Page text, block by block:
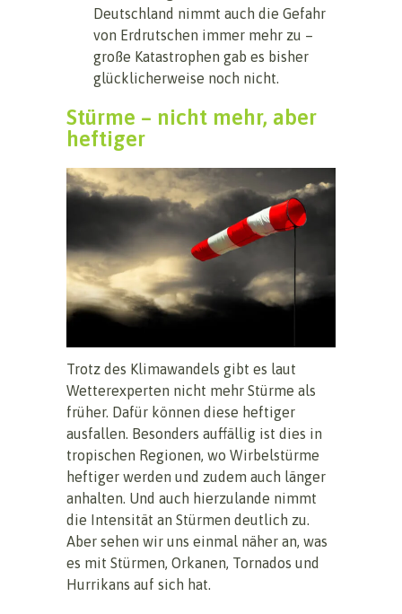
Deutschland nimmt auch die Gefahr
von Erdrutschen immer mehr zu –
große Katastrophen gab es bisher
glücklicherweise noch nicht.
Stürme – nicht mehr, aber
heftiger
Trotz des Klimawandels gibt es laut
Wetterexperten nicht mehr Stürme als
früher. Dafür können diese heftiger
ausfallen. Besonders auffällig ist dies in
tropischen Regionen, wo Wirbelstürme
heftiger werden und zudem auch länger
anhalten. Und auch hierzulande nimmt
die Intensität an Stürmen deutlich zu.
Aber sehen wir uns einmal näher an, was
es mit Stürmen, Orkanen, Tornados und
Hurrikans auf sich hat.